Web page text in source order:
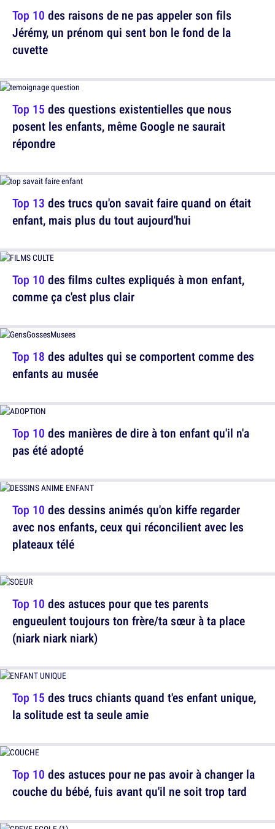
Top 10 des raisons de ne pas appeler son fils
Jérémy, un prénom qui sent bon le fond de la
cuvette
Top 13 des trucs qu'on savait faire quand on était
enfant, mais plus du tout aujourd'hui
Top 18 des adultes qui se comportent comme des
enfants au musée
Top 10 des dessins animés qu'on kiffe regarder
avec nos enfants, ceux qui réconcilient avec les
plateaux télé
Top 15 des trucs chiants quand t'es enfant unique,
la solitude est ta seule amie
Top 15 des questions existentielles que nous
posent les enfants, même Google ne saurait
répondre
Top 10 des films cultes expliqués à mon enfant,
comme ça c'est plus clair
Top 10 des manières de dire à ton enfant qu'il n'a
pas été adopté
Top 10 des astuces pour que tes parents
engueulent toujours ton frère/ta sœur à ta place
(niark niark niark)
Top 10 des astuces pour ne pas avoir à changer la
couche du bébé, fuis avant qu'il ne soit trop tard